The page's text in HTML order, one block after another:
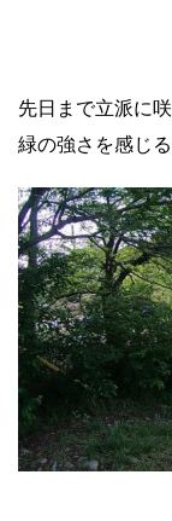
先日まで立派に
緑の強さを感じ